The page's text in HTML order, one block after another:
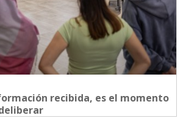
recibida, es el momento